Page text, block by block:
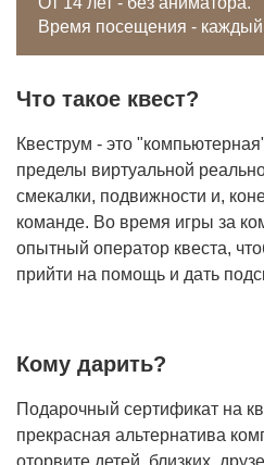
Время посещения - каждый
Что такое квест?
Квеструм - это
пределы виртуальной
смекалки, подвижности и,
команде. Во время игры за
опытный оператор квеста,
прийти на помощь и дать
Кому дарить?
Подарочный сертификат на
прекрасная альтернатива
оторвите детей, близких,